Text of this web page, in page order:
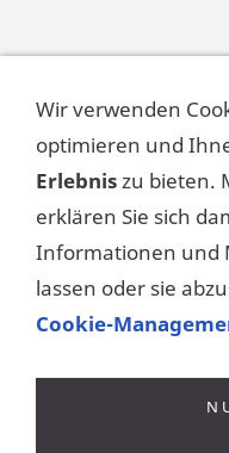
Wir verwenden
optimieren und
Erlebniszu bieten.
erklären Sie sich
Informationen und
lassen oder sie
Cookie-